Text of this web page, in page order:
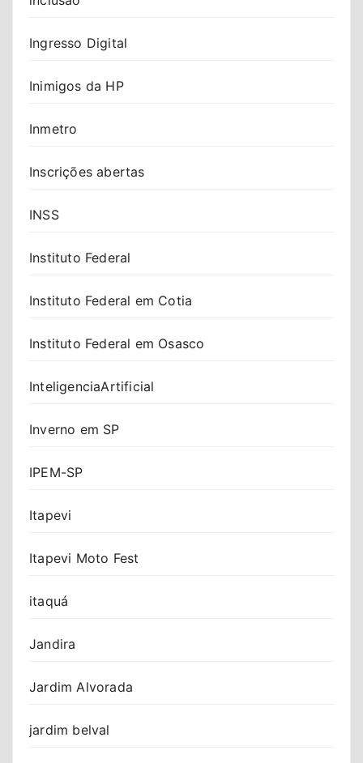
Ingresso Digital
Inimigos da HP
Inmetro
Inscrições abertas
INSS
Instituto Federal
Instituto Federal em Cotia
Instituto Federal em Osasco
InteligenciaArtificial
Inverno em SP
IPEM-SP
Itapevi
Itapevi Moto Fest
itaquá
Jandira
Jardim Alvorada
jardim belval